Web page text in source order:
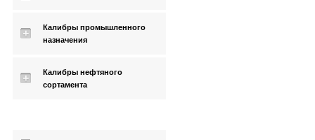
Калибры промышленного
назначения
Калибры нефтяного
сортамента